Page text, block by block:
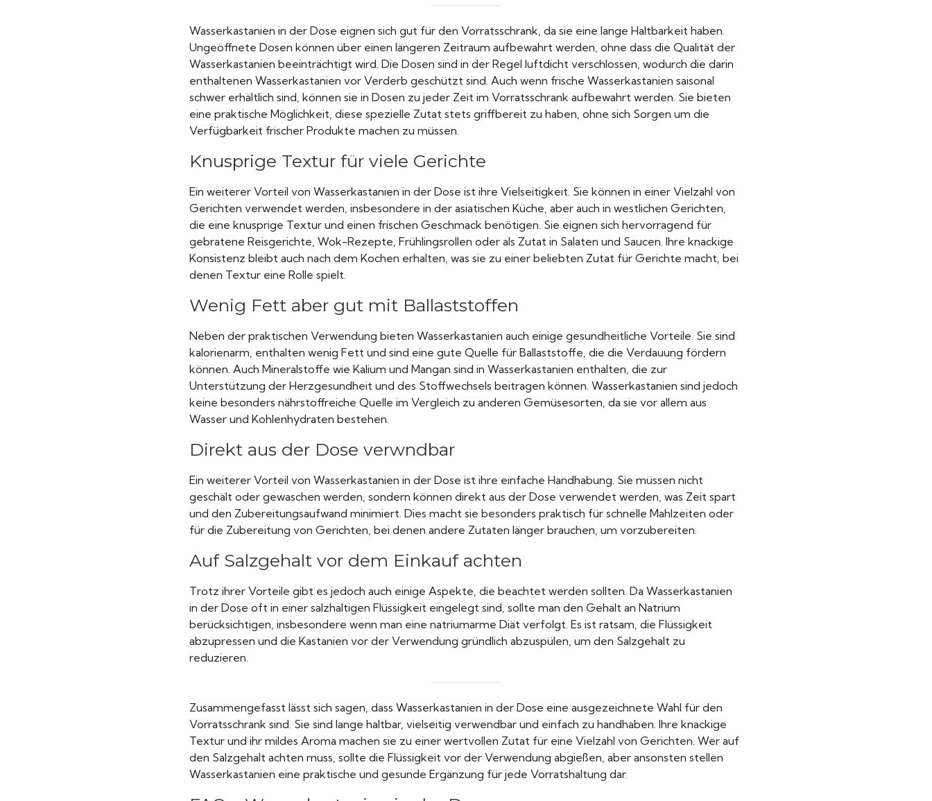
Wasserkastanien in der Dose eignen sich gut für den Vorratsschrank, da sie eine lange Haltbarkeit haben.
Ungeöffnete Dosen können über einen längeren Zeitraum aufbewahrt werden, ohne dass die Qualität der
Wasserkastanien beeinträchtigt wird. Die Dosen sind in der Regel luftdicht verschlossen, wodurch die darin
enthaltenen Wasserkastanien vor Verderb geschützt sind. Auch wenn frische Wasserkastanien saisonal
schwer erhältlich sind, können sie in Dosen zu jeder Zeit im Vorratsschrank aufbewahrt werden. Sie bieten
eine praktische Möglichkeit, diese spezielle Zutat stets griffbereit zu haben, ohne sich Sorgen um die
Verfügbarkeit frischer Produkte machen zu müssen.
Knusprige Textur für viele Gerichte
Ein weiterer Vorteil von Wasserkastanien in der Dose ist ihre Vielseitigkeit. Sie können in einer Vielzahl von
Gerichten verwendet werden, insbesondere in der asiatischen Küche, aber auch in westlichen Gerichten,
die eine knusprige Textur und einen frischen Geschmack benötigen. Sie eignen sich hervorragend für
gebratene Reisgerichte, Wok-Rezepte, Frühlingsrollen oder als Zutat in Salaten und Saucen. Ihre knackige
Konsistenz bleibt auch nach dem Kochen erhalten, was sie zu einer beliebten Zutat für Gerichte macht, bei
denen Textur eine Rolle spielt.
Wenig Fett aber gut mit Ballaststoffen
Neben der praktischen Verwendung bieten Wasserkastanien auch einige gesundheitliche Vorteile. Sie sind
kalorienarm, enthalten wenig Fett und sind eine gute Quelle für Ballaststoffe, die die Verdauung fördern
können. Auch Mineralstoffe wie Kalium und Mangan sind in Wasserkastanien enthalten, die zur
Unterstützung der Herzgesundheit und des Stoffwechsels beitragen können. Wasserkastanien sind jedoch
keine besonders nährstoffreiche Quelle im Vergleich zu anderen Gemüsesorten, da sie vor allem aus
Wasser und Kohlenhydraten bestehen.
Direkt aus der Dose verwndbar
Ein weiterer Vorteil von Wasserkastanien in der Dose ist ihre einfache Handhabung. Sie müssen nicht
geschält oder gewaschen werden, sondern können direkt aus der Dose verwendet werden, was Zeit spart
und den Zubereitungsaufwand minimiert. Dies macht sie besonders praktisch für schnelle Mahlzeiten oder
für die Zubereitung von Gerichten, bei denen andere Zutaten länger brauchen, um vorzubereiten.
Auf Salzgehalt vor dem Einkauf achten
Trotz ihrer Vorteile gibt es jedoch auch einige Aspekte, die beachtet werden sollten. Da Wasserkastanien
in der Dose oft in einer salzhaltigen Flüssigkeit eingelegt sind, sollte man den Gehalt an Natrium
berücksichtigen, insbesondere wenn man eine natriumarme Diät verfolgt. Es ist ratsam, die Flüssigkeit
abzupressen und die Kastanien vor der Verwendung gründlich abzuspülen, um den Salzgehalt zu
reduzieren.
Zusammengefasst lässt sich sagen, dass Wasserkastanien in der Dose eine ausgezeichnete Wahl für den
Vorratsschrank sind. Sie sind lange haltbar, vielseitig verwendbar und einfach zu handhaben. Ihre knackige
Textur und ihr mildes Aroma machen sie zu einer wertvollen Zutat für eine Vielzahl von Gerichten. Wer auf
den Salzgehalt achten muss, sollte die Flüssigkeit vor der Verwendung abgießen, aber ansonsten stellen
Wasserkastanien eine praktische und gesunde Ergänzung für jede Vorratshaltung dar.